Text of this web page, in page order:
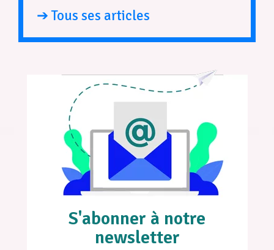
➔ Tous ses articles
S'abonner à notre
newsletter